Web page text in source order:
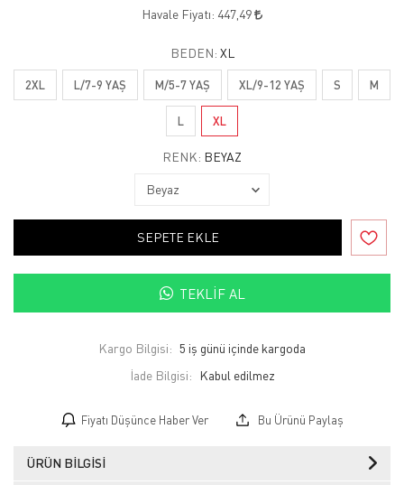
Havale Fiyatı: 447,49
BEDEN: XL
2XL L/7-9 YAŞ M/5-7 YAŞ XL/9-12 YAŞ S M
L XL
RENK: BEYAZ
SEPETE EKLE
TEKLIF AL
Kargo Bilgisi: 5 iş günü içinde kargoda
İade Bilgisi:
Fiyatı Düşünce Haber Ver Bu Ürünü Paylaş
ÜRÜN BILGISI